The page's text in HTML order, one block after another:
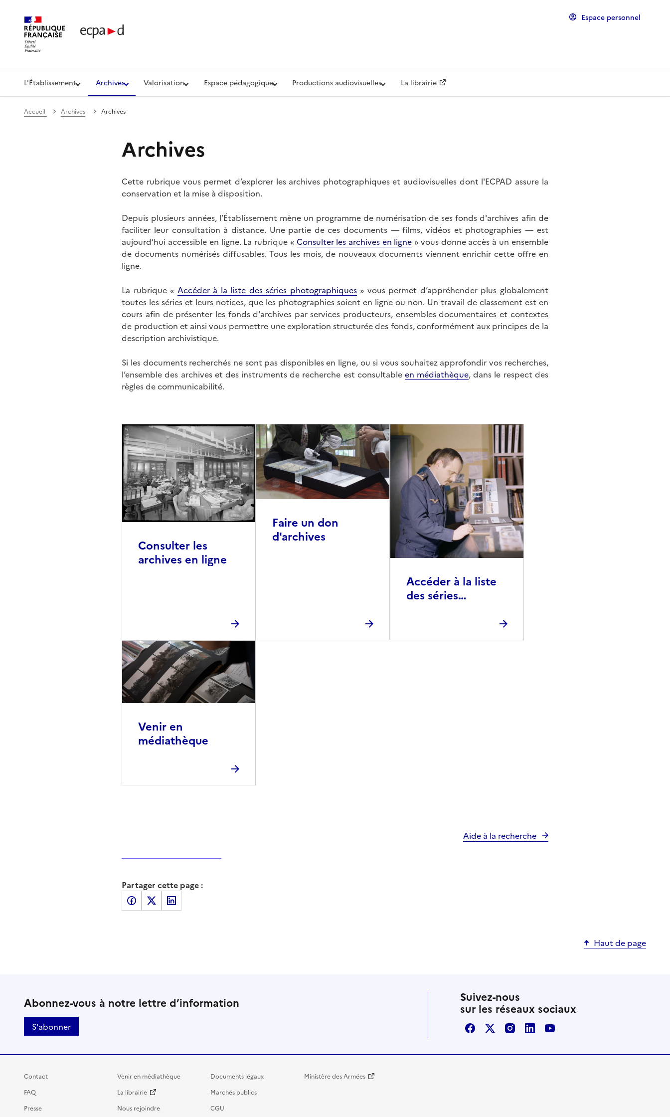
Établissement de communication et de production audiovisuelle de la Défense (ECPAD) Espace personnel
L'Établissement Archives Valorisation Espace pédagogique Productions audiovisuelles La librairie
Accueil Archives Archives
Archives
Cette rubrique vous permet d’explorer les archives photographiques et audiovisuelles dont l'ECPAD assure la
conservation et la mise à disposition.
Depuis plusieurs années, l’Établissement mène un programme de numérisation de ses fonds d'archives afin de
faciliter leur consultation à distance. Une partie de ces documents — films, vidéos et photographies — est
aujourd’hui accessible en ligne. La rubrique « Consulter les archives en ligne » vous donne accès à un ensemble
de documents numérisés diffusables. Tous les mois, de nouveaux documents viennent enrichir cette offre en
ligne.
La rubrique « Accéder à la liste des séries photographiques» vous permet d’appréhender plus globalement
toutes les séries et leurs notices, que les photographies soient en ligne ou non. Un travail de classement est en
cours afin de présenter les fonds d'archives par services producteurs, ensembles documentaires et contextes
de production et ainsi vous permettre une exploration structurée des fonds, conformément aux principes de la
description archivistique.
Si les documents recherchés ne sont pas disponibles en ligne, ou si vous souhaitez approfondir vos recherches,
l’ensemble des archives et des instruments de recherche est consultable en médiathèque, dans le respect des
règles de communicabilité.
Consulter les
archives en ligne
Faire un don
d'archives
Accéder à la liste
des séries
Venir en
médiathèque
Aide à la recherche
Partager cette page :
Partager sur Facebook
Partager sur XPartager sur LinkedIn
Haut de page
Abonnez-vous à notre lettre d’information
S'abonner
Suivez-nous
sur les réseaux sociaux
FacebookX / TwitterInstagram
LinkedInYoutube
Contact
FAQ
Presse
Venir en médiathèque
La librairie
Nous rejoindre
Documents légaux
Marchés publics
CGU
Ministère des Armées